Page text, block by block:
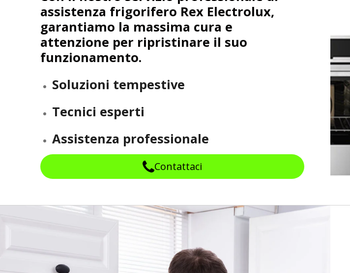
assistenza frigorifero Rex Electrolux,
garantiamo la massima cura e
attenzione per ripristinare il suo
funzionamento.
Soluzioni tempestive
Tecnici esperti
Assistenza professionale
Contattaci